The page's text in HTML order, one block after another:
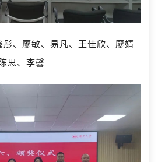
彤、廖敏、易凡、王佳欣、廖婧
思、李馨